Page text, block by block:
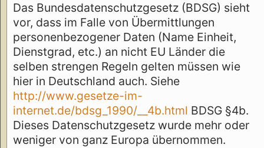
Das Bundesdatenschutzgesetz (BDSG) sieht
vor, dass im Falle von Übermittlungen
personenbezogener Daten (Name Einheit,
Dienstgrad, etc.) an nicht EU Länder die
selben strengen Regeln gelten müssen wie
hier in Deutschland auch. Siehe
http://www.gesetze-im-
internet.de/bdsg_1990/__4b.html BDSG §4b.
Dieses Datenschutzgesetz wurde mehr oder
weniger von ganz Europa übernommen.